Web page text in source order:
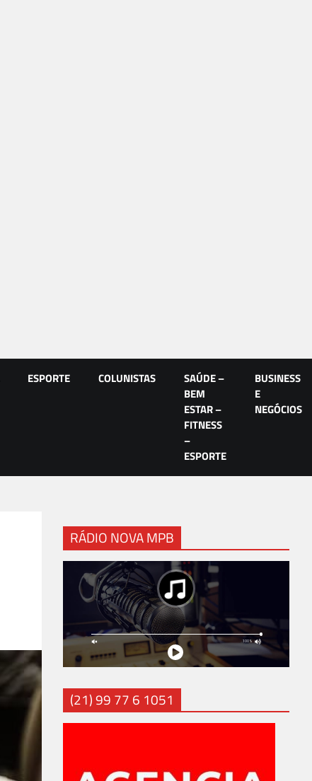
ESPORTE COLUNISTAS
SAÚDE –
BEM
ESTAR –
FITNESS
–
ESPORTE
BUSINESS
E
NEGÓCIOS
RÁDIO NOVA MPB
(21) 99 77 6 1051